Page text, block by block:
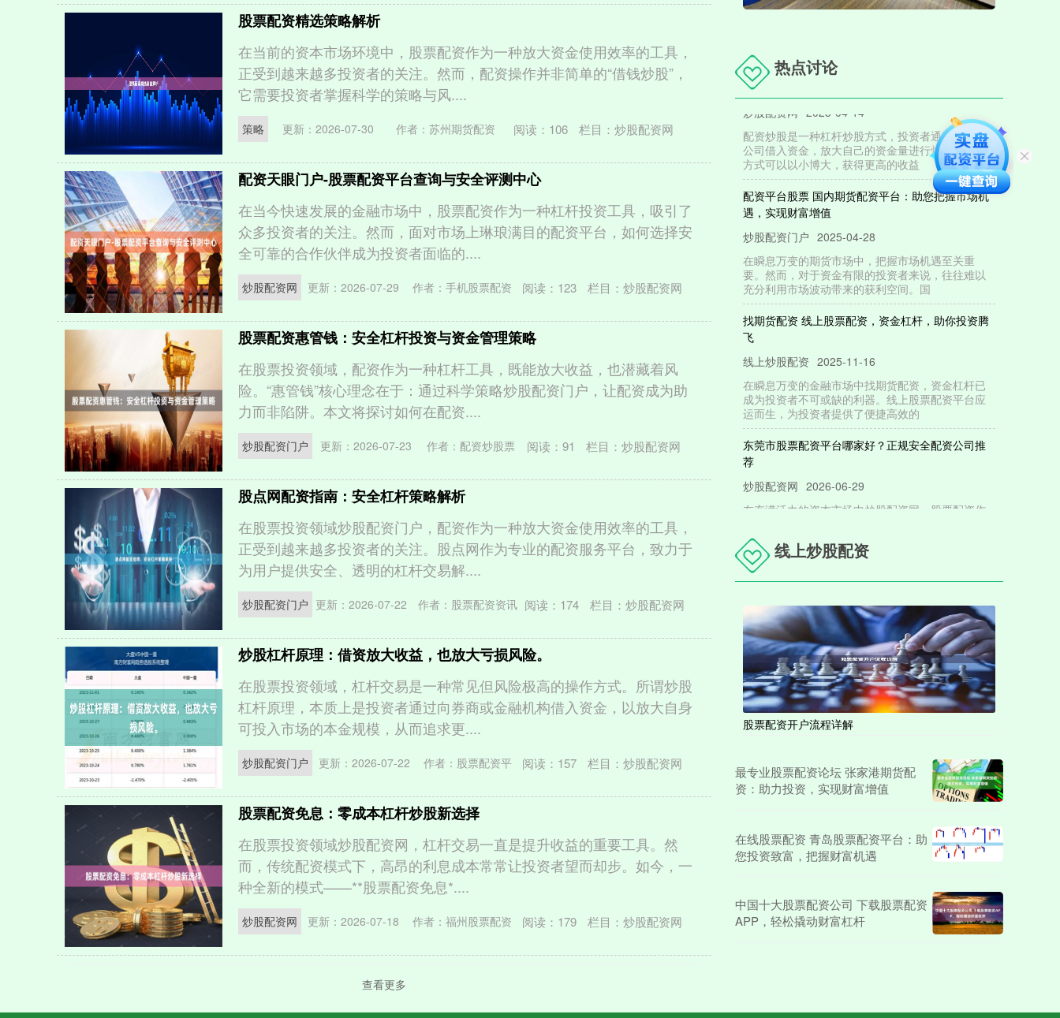
股票配资精选策略解析
在当前的资本市场环境中，股票配资作为一种放大资金使用效率的工具，
正受到越来越多投资者的关注。然而，配资操作并非简单的“借钱炒股”，
它需要投资者掌握科学的策略与风....
策略 更新：2026-07-30 作者：苏州期货配资 阅读： 106 栏目： 炒股配资网
配资天眼门户-股票配资平台查询与安全评测中心
在当今快速发展的金融市场中，股票配资作为一种杠杆投资工具，吸引了
众多投资者的关注。然而，面对市场上琳琅满目的配资平台，如何选择安
全可靠的合作伙伴成为投资者面临的....
炒股配资网 更新：2026-07-29 作者：手机股票配资 阅读： 123 栏目： 炒股配资网
股票配资惠管钱：安全杠杆投资与资金管理策略
在股票投资领域，配资作为一种杠杆工具，既能放大收益，也潜藏着风
险。“惠管钱”核心理念在于：通过科学策略炒股配资门户，让配资成为助
力而非陷阱。本文将探讨如何在配资....
炒股配资门户 更新：2026-07-23 作者：配资炒股票 阅读： 91 栏目： 炒股配资网
股点网配资指南：安全杠杆策略解析
在股票投资领域炒股配资门户，配资作为一种放大资金使用效率的工具，
正受到越来越多投资者的关注。股点网作为专业的配资服务平台，致力于
为用户提供安全、透明的杠杆交易解....
炒股配资门户 更新：2026-07-22 作者：股票配资资讯 阅读： 174 栏目： 炒股配资网
炒股杠杆原理：借资放大收益，也放大亏损风险。
在股票投资领域，杠杆交易是一种常见但风险极高的操作方式。所谓炒股
杠杆原理，本质上是投资者通过向券商或金融机构借入资金，以放大自身
可投入市场的本金规模，从而追求更....
炒股配资门户 更新：2026-07-22 作者：股票配资平 阅读： 157 栏目： 炒股配资网
股票配资免息：零成本杠杆炒股新选择
在股票投资领域炒股配资网，杠杆交易一直是提升收益的重要工具。然
而，传统配资模式下，高昂的利息成本常常让投资者望而却步。如今，一
种全新的模式——**股票配资免息*....
炒股配资网 更新：2026-07-18 作者：福州股票配资 阅读： 179 栏目： 炒股配资网
查看更多
热点讨论
配资炒股- 配资炒股：杠杆炒股，以小博大
炒股配资网
配资炒股是一种杠杆炒股方式，投资者通过向配资
公司借入资金，放大自己的资金量进行炒股。这种
方式可以以小博大，获得更高的收益
配资平台股票 国内期货配资平台：助您把握市场机
遇，实现财富增值
炒股配资门户 2025-04-28
在瞬息万变的期货市场中，把握市场机遇至关重
要。然而，对于资金有限的投资者来说，往往难以
充分利用市场波动带来的获利空间。国
找期货配资 线上股票配资，资金杠杆，助你投资腾
飞
线上炒股配资
在瞬息万变的金融市场中找期货配资，资金杠杆已
成为投资者不可或缺的利器。线上股票配资平台应
运而生，为投资者提供了便捷高效的
东莞市股票配资平台哪家好？正规安全配资公司推
荐
炒股配资网
在充满活力的资本市场中炒股配资网，股票配资作
为一种杠杆工具，吸引了不少东莞投资者的目光。
期货配资软件 解锁财富密码！最值得信赖的股票配
资网站
在当今竞争激烈的金融市场中，股票配资已成为投
资者放大收益的有效工具。然而，选择一个值得信
赖的配资网站至关重要，以确保资金
线上炒股配资
股票配资开户流程详解
最专业股票配资论坛 张家港期货配
资：助力投资，实现财富增值
在线股票配资 青岛股票配资平台：助
您投资致富，把握财富机遇
中国十大股票配资公司 下载股票配资
APP，轻松撬动财富杠杆